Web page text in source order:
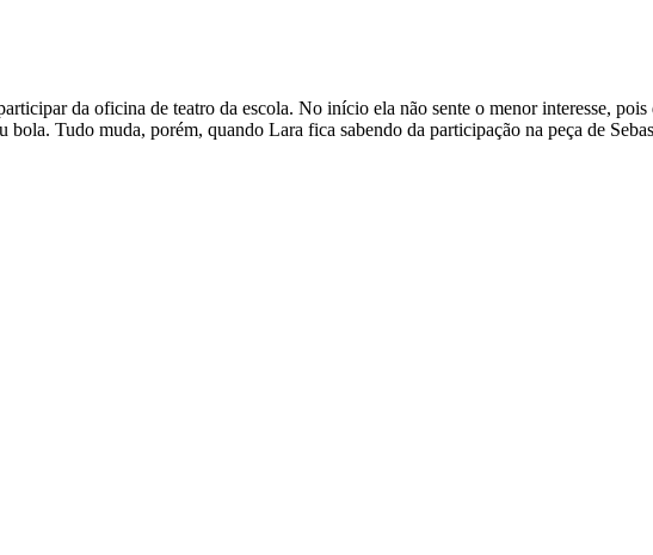
da oficina de teatro da escola. No início ela não sente o menor interesse,
Tudo muda, porém, quando Lara fica sabendo da participação na peça de